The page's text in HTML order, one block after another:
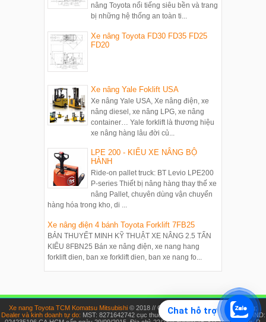
Chat hỗ trợ
nâng Toyota nổi tiếng siêu bền và trang
bị những hệ thống an toàn ti...
Xe nâng Toyota FD30 FD35 FD25
FD20
Xe nâng Yale Foklift USA
Xe nâng Yale USA, Xe nâng điện, xe
nâng diesel, xe nâng LPG, xe nâng
container… Yale forklift là thương hiệu
xe nâng hàng lâu đời củ...
LPE 200 - KIỂU XE NÂNG BỘ
HÀNH
Ride-on pallet truck: BT Levio LPE200
P-series Thiết bị nâng hàng thay thế xe
nâng Pallet, chuyên dùng vận chuyển
hàng hóa trong kho, di ...
Xe nâng điện 4 bánh Toyota Forklift 7FB25
BẢN THUYẾT MINH KỸ THUẬT XE NÂNG 2.5 TẤN
KIỂU 8FBN25 Bán xe nâng điện, xe nang hang
forklift dien, ban xe forklift dien, ban xe nang fo...
Xe nang Toyota TCM Komatsu Mitsubishi © 2018 // Chủ sở hữu: Nguyễn Thúy Hoàng;
Dealer và kinh doanh tự do: MST: 8271642742 cục thuế HCM cấp ngày 19/10/2012; CMND: